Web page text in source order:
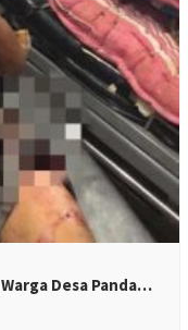
Desa Panda…